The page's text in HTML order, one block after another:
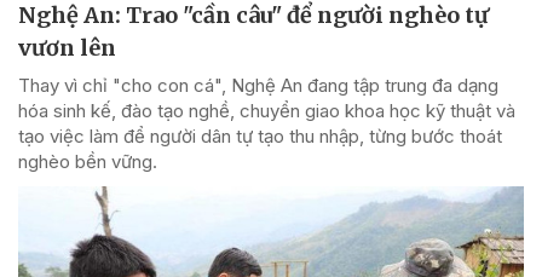
Nghệ An: Trao "cần câu" để người nghèo tự
vươn lên
Thay vì chỉ "cho con cá", Nghệ An đang tập trung đa dạng
hóa sinh kế, đào tạo nghề, chuyển giao khoa học kỹ thuật và
tạo việc làm để người dân tự tạo thu nhập, từng bước thoát
nghèo bền vững.